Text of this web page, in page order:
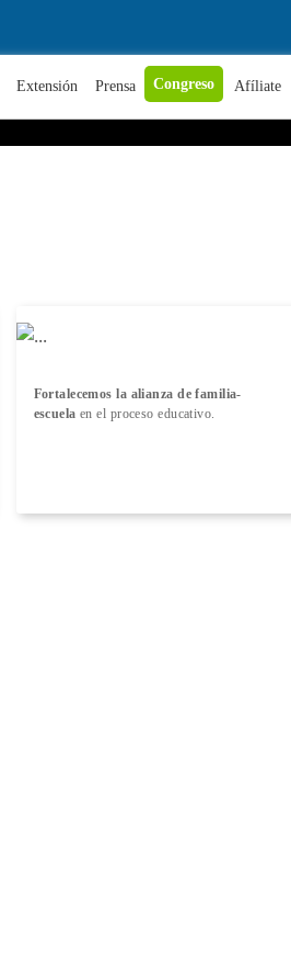
Extensión Prensa Congreso Afíliate
Fortalecemos la alianza de familia-
escuela en el proceso educativo.